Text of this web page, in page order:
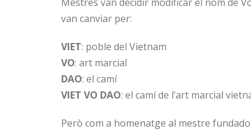
van canviar per:
VIET: poble del Vietnam
VO: art marcial
DAO: el camí
VIET VO DAO: el camí de l’art marcial
Però com a homenatge al mestre